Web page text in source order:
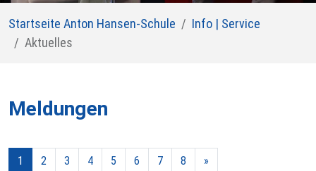
Startseite Anton Hansen-Schule
Info | Service
Aktuelles
Meldungen
1 2 3 4 5 6 7 8 »